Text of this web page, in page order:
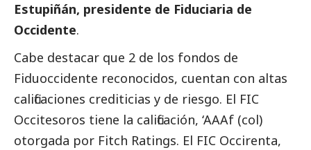
Estupiñán, presidente de Fiduciaria de
Occidente.
Cabe destacar que 2 de los fondos de
Fiduoccidente reconocidos, cuentan con altas
calificaciones crediticias y de riesgo. El FIC
Occitesoros tiene la calificación, ‘AAAf (col)
otorgada por Fitch Ratings. El FIC Occirenta,